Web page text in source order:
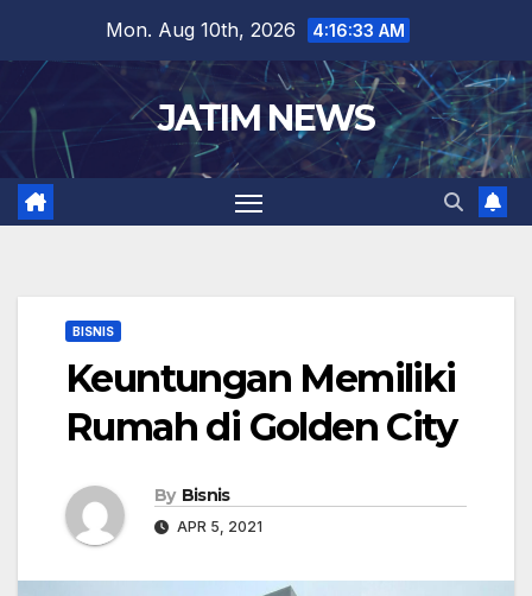
content
Mon. Aug 10th, 2026 4:16:33 AM
JATIM NEWS
BISNIS
Keuntungan Memiliki
Rumah di Golden City
By Bisnis
APR 5, 2021